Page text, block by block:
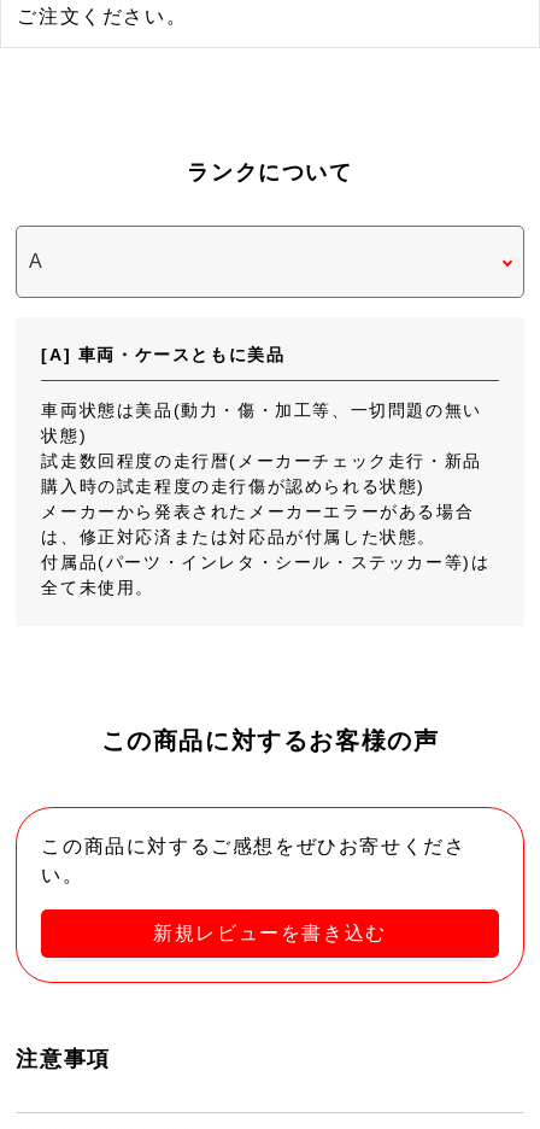
ご注文ください。
ランクについて
[A] 車両・ケースともに美品
車両状態は美品(動力・傷・加工等、一切問題の無い
状態)
試走数回程度の走行暦(メーカーチェック走行・新品
購入時の試走程度の走行傷が認められる状態)
メーカーから発表されたメーカーエラーがある場合
は、修正対応済または対応品が付属した状態。
付属品(パーツ・インレタ・シール・ステッカー等)は
全て未使用。
この商品に対するお客様の声
この商品に対するご感想をぜひお寄せくださ
い。
新規レビューを書き込む
注意事項